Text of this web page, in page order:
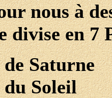
nous à
divise en 7
Saturne
Soleil